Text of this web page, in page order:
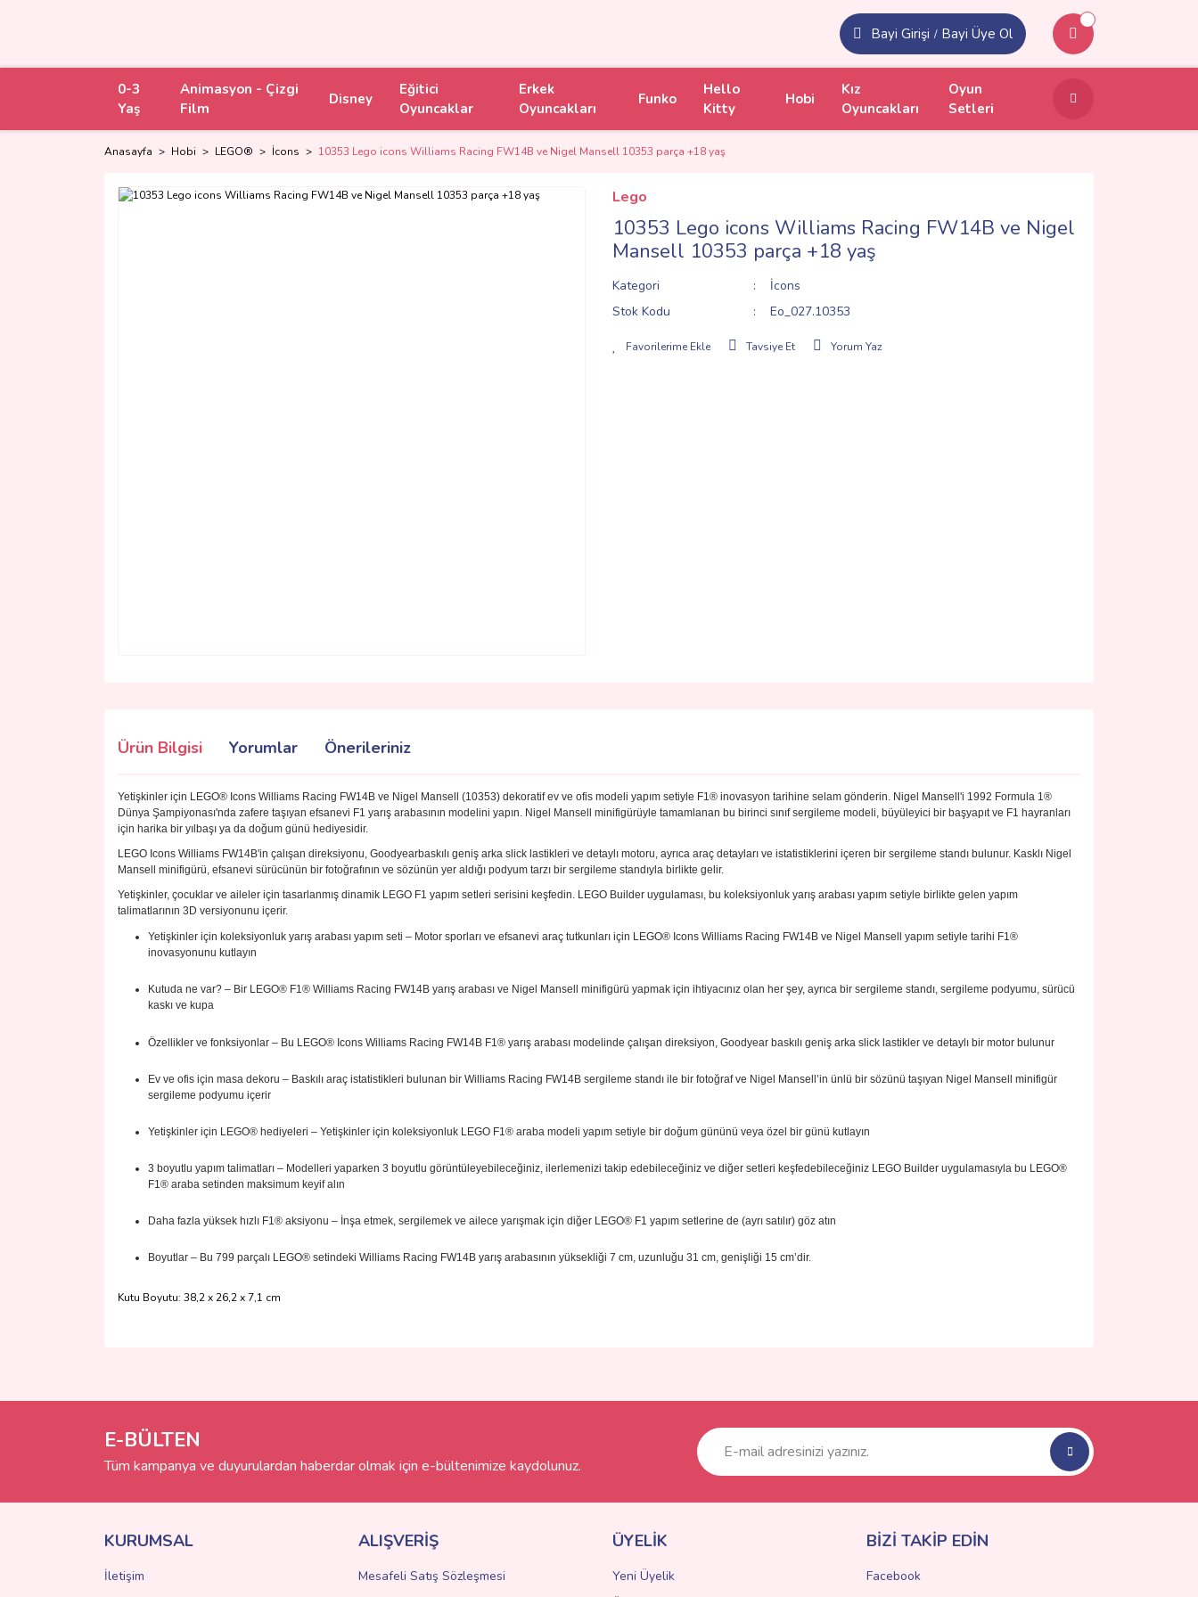
Bayi Girişi / Bayi Üye Ol
0-3
Yaş
Animasyon - Çizgi
Film
Disney
Eğitici
Oyuncaklar
Erkek
Oyuncakları
Funko
Hello
Kitty
Hobi
Kız
Oyuncakları
Oyun
Setleri
Anasayfa Hobi LEGO® İcons 10353 Lego icons Williams Racing FW14B ve Nigel Mansell 10353 parça +18 yaş
Lego
10353 Lego icons Williams Racing FW14B ve Nigel
Mansell 10353 parça +18 yaş
Kategori
İcons
Stok Kodu
Eo_027.10353
Tavsiye Et Yorum Yaz
Ürün Bilgisi Yorumlar Önerileriniz
Yetişkinler için LEGO® Icons Williams Racing FW14B ve Nigel Mansell (10353) dekoratif ev ve ofis modeli yapım setiyle F1® inovasyon tarihine selam gönderin. Nigel Mansell'i 1992 Formula 1®
Dünya Şampiyonası'nda zafere taşıyan efsanevi F1 yarış arabasının modelini yapın. Nigel Mansell minifigürüyle tamamlanan bu birinci sınıf sergileme modeli, büyüleyici bir başyapıt ve F1 hayranları
için harika bir yılbaşı ya da doğum günü hediyesidir.
LEGO Icons Williams FW14B'in çalışan direksiyonu, Goodyearbaskılı geniş arka slick lastikleri ve detaylı motoru, ayrıca araç detayları ve istatistiklerini içeren bir sergileme standı bulunur. Kasklı Nigel
Mansell minifigürü, efsanevi sürücünün bir fotoğrafının ve sözünün yer aldığı podyum tarzı bir sergileme standıyla birlikte gelir.
Yetişkinler, çocuklar ve aileler için tasarlanmış dinamik LEGO F1 yapım setleri serisini keşfedin. LEGO Builder uygulaması, bu koleksiyonluk yarış arabası yapım setiyle birlikte gelen yapım
talimatlarının 3D versiyonunu içerir.
Yetişkinler için koleksiyonluk yarış arabası yapım seti – Motor sporları ve efsanevi araç tutkunları için LEGO® Icons Williams Racing FW14B ve Nigel Mansell yapım setiyle tarihi F1®
inovasyonunu kutlayın
Kutuda ne var? – Bir LEGO® F1® Williams Racing FW14B yarış arabası ve Nigel Mansell minifigürü yapmak için ihtiyacınız olan her şey, ayrıca bir sergileme standı, sergileme podyumu, sürücü
kaskı ve kupa
Özellikler ve fonksiyonlar – Bu LEGO® Icons Williams Racing FW14B F1® yarış arabası modelinde çalışan direksiyon, Goodyear baskılı geniş arka slick lastikler ve detaylı bir motor bulunur
Ev ve ofis için masa dekoru – Baskılı araç istatistikleri bulunan bir Williams Racing FW14B sergileme standı ile bir fotoğraf ve Nigel Mansell’in ünlü bir sözünü taşıyan Nigel Mansell minifigür
sergileme podyumu içerir
Yetişkinler için LEGO® hediyeleri – Yetişkinler için koleksiyonluk LEGO F1® araba modeli yapım setiyle bir doğum gününü veya özel bir günü kutlayın
3 boyutlu yapım talimatları – Modelleri yaparken 3 boyutlu görüntüleyebileceğiniz, ilerlemenizi takip edebileceğiniz ve diğer setleri keşfedebileceğiniz LEGO Builder uygulamasıyla bu LEGO®
F1® araba setinden maksimum keyif alın
Daha fazla yüksek hızlı F1® aksiyonu – İnşa etmek, sergilemek ve ailece yarışmak için diğer LEGO® F1 yapım setlerine de (ayrı satılır) göz atın
Boyutlar – Bu 799 parçalı LEGO® setindeki Williams Racing FW14B yarış arabasının yüksekliği 7 cm, uzunluğu 31 cm, genişliği 15 cm’dir.
Kutu Boyutu: 38,2 x 26,2 x 7,1 cm
Ürün resmi kalitesiz, bozuk veya görüntülenemiyor.
Bu ürüne benzer farklı alternatifler olmalı.
E-BÜLTEN
Tüm kampanya ve duyurulardan haberdar olmak için e-bültenimize kaydolunuz.
KURUMSAL
İletişim
ALIŞVERİŞ
Mesafeli Satış Sözleşmesi
ÜYELİK
Yeni Üyelik
BİZİ TAKİP EDİN
Facebook